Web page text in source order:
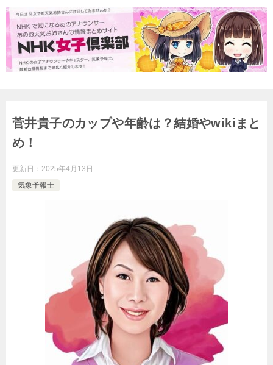
菅井貴子のカップや年齢は？結婚やwikiまと
め！
更新日： 2025年4月13日
気象予報士